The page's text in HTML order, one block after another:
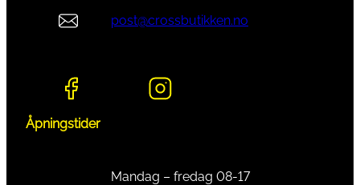
post@crossbutikken.no
Åpningstider
Mandag – fredag 08-17